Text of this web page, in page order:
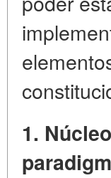
1.